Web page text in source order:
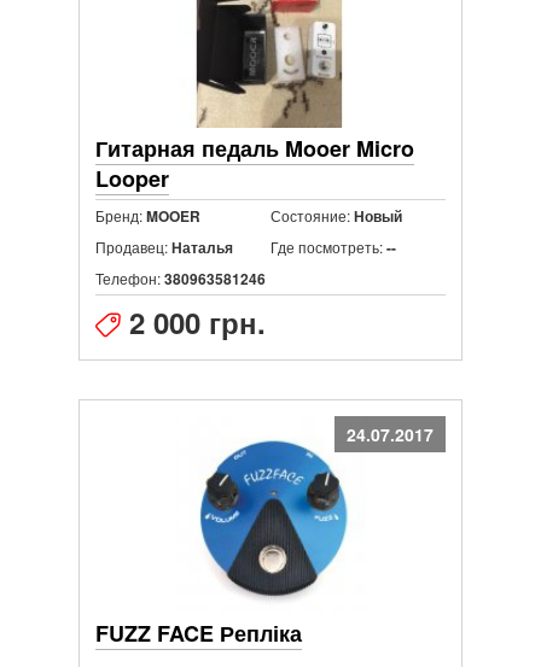
Гитарная педаль Mooer Micro
Looper
Бренд:MOOER Состояние:Новый
Продавец:Наталья Где посмотреть:--
Телефон:380963581246
2 000 грн.
24.07.2017
FUZZ FACE Репліка